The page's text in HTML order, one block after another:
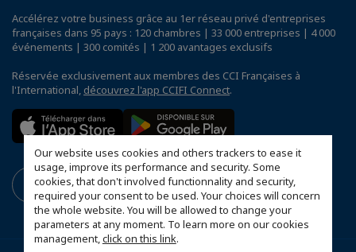
Our website uses cookies and others trackers to ease it
usage, improve its performance and security. Some
cookies, that don't involved functionnality and security,
required your consent to be used. Your choices will concern
the whole website. You will be allowed to change your
parameters at any moment. To learn more on our cookies
management,click on this link.
Accélérez votre business grâce au 1er réseau privé d'entreprises
françaises dans 95 pays : 120 chambres | 33 000 entreprises | 4 000
événements | 300 comités | 1 200 avantages exclusifs
Réservée exclusivement aux membres des CCI Françaises à
l'International, découvrez l'app CCIFI Connect.